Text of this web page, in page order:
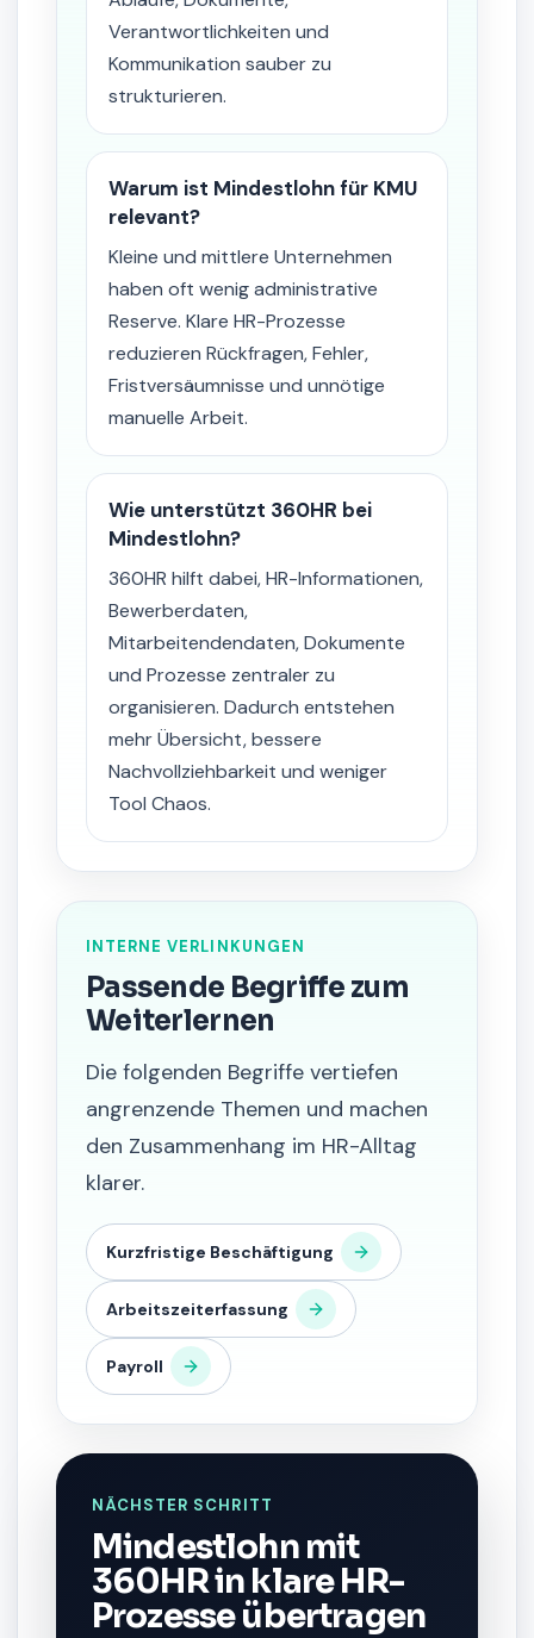
Verantwortlichkeiten und
Kommunikation sauber zu
strukturieren.
Warum ist Mindestlohn für KMU
relevant?
Kleine und mittlere Unternehmen
haben oft wenig administrative
Reserve. Klare HR-Prozesse
reduzieren Rückfragen, Fehler,
Fristversäumnisse und unnötige
manuelle Arbeit.
Wie unterstützt 360HR bei
Mindestlohn?
360HR hilft dabei, HR-Informationen,
Bewerberdaten,
Mitarbeitendendaten, Dokumente
und Prozesse zentraler zu
organisieren. Dadurch entstehen
mehr Übersicht, bessere
Nachvollziehbarkeit und weniger
Tool Chaos.
INTERNE VERLINKUNGEN
Passende Begriffe zum
Weiterlernen
Die folgenden Begriffe vertiefen
angrenzende Themen und machen
den Zusammenhang im HR-Alltag
klarer.
Kurzfristige Beschäftigung
Arbeitszeiterfassung
Payroll
NÄCHSTER SCHRITT
Mindestlohn mit
360HR in klare HR-
Prozesse übertragen